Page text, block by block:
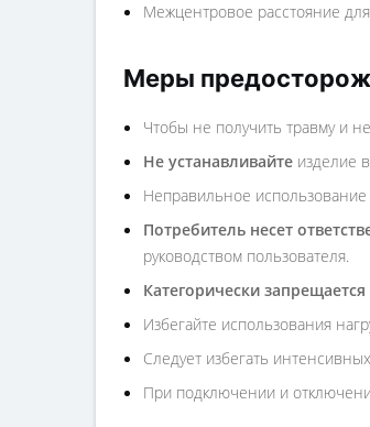
Межцентровое расстояние
Меры
Чтобы не получить травму и
Не устанавливайте изделие
Неправильное использование
Потребитель несет
руководством пользователя.
Категорически запрещается
Избегайте использования
Следует избегать
При подключении и